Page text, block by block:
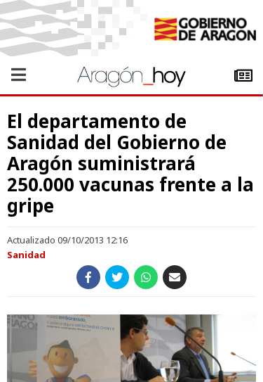
El departamento de
Sanidad del Gobierno de
Aragón suministrará
250.000 vacunas frente a la
gripe
Actualizado 09/10/2013 12:16
Sanidad